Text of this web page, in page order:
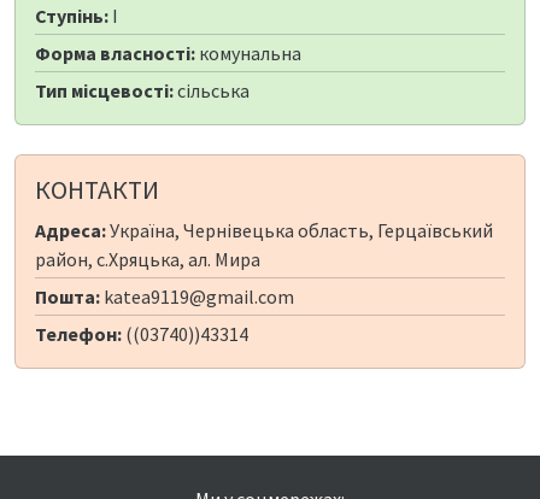
Ступінь: I
Форма власності: комунальна
Тип місцевості:сільська
КОНТАКТИ
Адреса:Україна, Чернівецька область, Герцаївський
район, с.Хряцька, ал. Мира
Пошта: katea9119@gmail.com
Телефон: ((03740))43314